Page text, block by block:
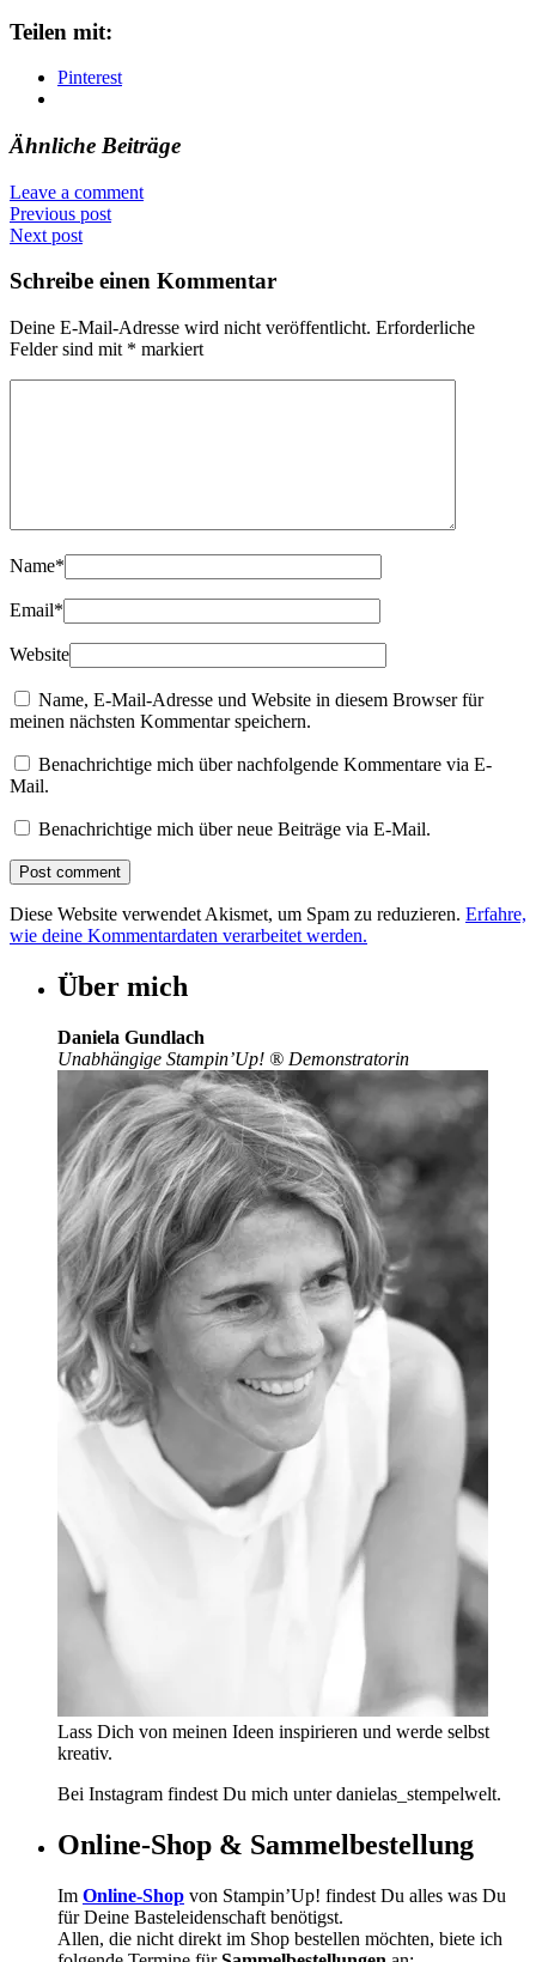
Teilen mit:
Pinterest
Ähnliche Beiträge
Leave a comment
Previous post
Next post
Schreibe einen Kommentar
Deine E-Mail-Adresse wird nicht veröffentlicht. Erforderliche
Felder sind mit * markiert
Name*
Email*
Website
Name, E-Mail-Adresse und Website in diesem Browser für
meinen nächsten Kommentar speichern.
Benachrichtige mich über nachfolgende Kommentare via E-
Mail.
Benachrichtige mich über neue Beiträge via E-Mail.
Diese Website verwendet Akismet, um Spam zu reduzieren. Erfahre,
wie deine Kommentardaten verarbeitet werden.
Über mich
Daniela Gundlach
Unabhängige Stampin’Up! ® Demonstratorin
Lass Dich von meinen Ideen inspirieren und werde selbst
kreativ.
Bei Instagram findest Du mich unter danielas_stempelwelt.
Online-Shop & Sammelbestellung
Im Online-Shop von Stampin’Up! findest Du alles was Du
für Deine Basteleidenschaft benötigst.
Allen, die nicht direkt im Shop bestellen möchten, biete ich